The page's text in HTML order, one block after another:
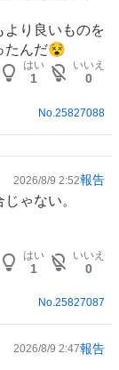
より良いものを
たんだ😵
はい
1
いいえ
0
No. 25827088
2026/8/9 2:52報告
ゃない。
はい
1
いいえ
0
No.25827087
2026/8/9 2:47報告